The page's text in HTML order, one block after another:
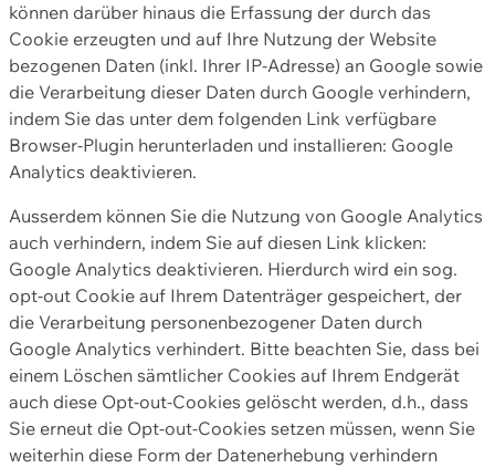
können darüber hinaus die Erfassung der durch das
Cookie erzeugten und auf Ihre Nutzung der Website
bezogenen Daten (inkl. Ihrer IP-Adresse) an Google sowie
die Verarbeitung dieser Daten durch Google verhindern,
indem Sie das unter dem folgenden Link verfügbare
Browser-Plugin herunterladen und installieren: Google
Analytics deaktivieren.
Ausserdem können Sie die Nutzung von Google Analytics
auch verhindern, indem Sie auf diesen Link klicken:
Google Analytics deaktivieren. Hierdurch wird ein sog.
opt-out Cookie auf Ihrem Datenträger gespeichert, der
die Verarbeitung personenbezogener Daten durch
Google Analytics verhindert. Bitte beachten Sie, dass bei
einem Löschen sämtlicher Cookies auf Ihrem Endgerät
auch diese Opt-out-Cookies gelöscht werden, d.h., dass
Sie erneut die Opt-out-Cookies setzen müssen, wenn Sie
weiterhin diese Form der Datenerhebung verhindern